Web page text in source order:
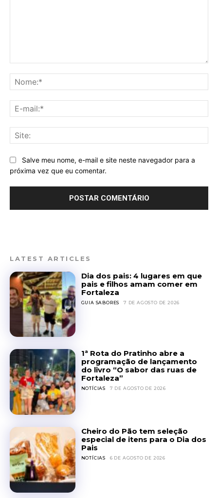
Salve meu nome, e-mail e site neste navegador para a
próxima vez que eu comentar.
LATEST ARTICLES
Dia dos pais: 4 lugares em que
pais e filhos amam comer em
Fortaleza
GUIA SABORES 7 DE AGOSTO DE 2026
1ª Rota do Pratinho abre a
programação de lançamento
do livro “O sabor das ruas de
Fortaleza”
NOTÍCIAS 7 DE AGOSTO DE 2026
Cheiro do Pão tem seleção
especial de itens para o Dia dos
Pais
NOTÍCIAS 6 DE AGOSTO DE 2026